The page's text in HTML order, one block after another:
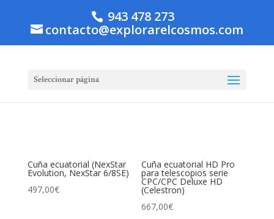
943 478 273
contacto@explorarelcosmos.com
Seleccionar página
Cuña ecuatorial (NexStar
Evolution, NexStar 6/8SE)
497,00€
Cuña ecuatorial HD Pro
para telescopios serie
CPC/CPC Deluxe HD
(Celestron)
667,00€